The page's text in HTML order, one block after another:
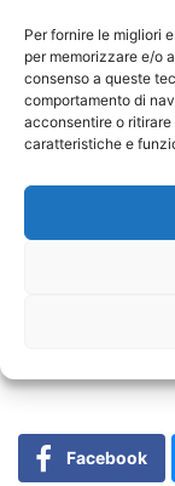
Per fornire le migliori
per memorizzare e/o
consenso a queste
comportamento di
acconsentire o
caratteristiche e
In conclusione,
nella perdita di
salute. Tuttavia,
nellaperdita di
un ruolo positivo
rendere il
Facebook